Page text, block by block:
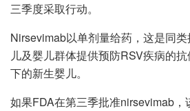
三季度采取行动。
Nirsevimab以单剂量给药，这是同
儿及婴儿群体提供预防RSV疾病的
下的新生婴儿。
如果FDA在第三季批准nirsevimab，